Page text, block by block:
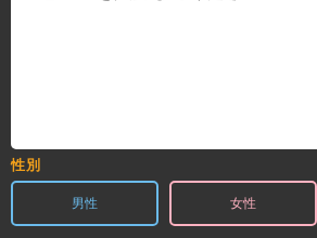
性別
男性 女性